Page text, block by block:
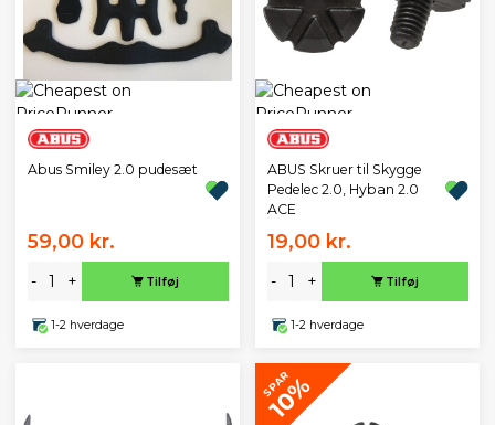
Abus Smiley 2.0 pudesæt
59,00 kr.
- + Tilføj
1-2 hverdage
ABUS Skruer til Skygge
Pedelec 2.0, Hyban 2.0
ACE
19,00 kr.
- + Tilføj
1-2 hverdage
SPAR
10%